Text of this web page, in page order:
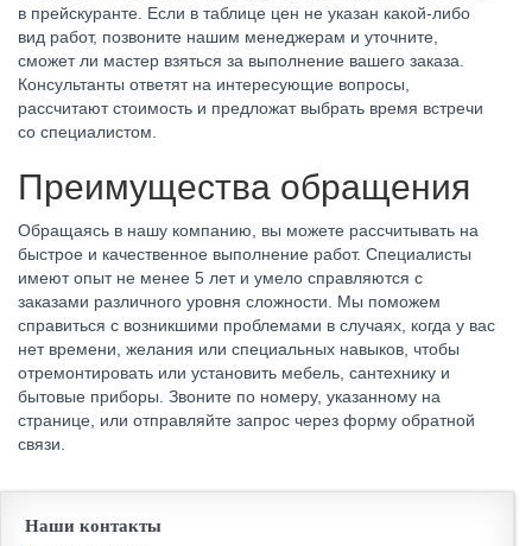
в прейскуранте. Если в таблице цен не указан какой-либо
вид работ, позвоните нашим менеджерам и уточните,
сможет ли мастер взяться за выполнение вашего заказа.
Консультанты ответят на интересующие вопросы,
рассчитают стоимость и предложат выбрать время встречи
со специалистом.
Преимущества обращения
Обращаясь в нашу компанию, вы можете рассчитывать на
быстрое и качественное выполнение работ. Специалисты
имеют опыт не менее 5 лет и умело справляются с
заказами различного уровня сложности. Мы поможем
справиться с возникшими проблемами в случаях, когда у вас
нет времени, желания или специальных навыков, чтобы
отремонтировать или установить мебель, сантехнику и
бытовые приборы. Звоните по номеру, указанному на
странице, или отправляйте запрос через форму обратной
связи.
Наши контакты